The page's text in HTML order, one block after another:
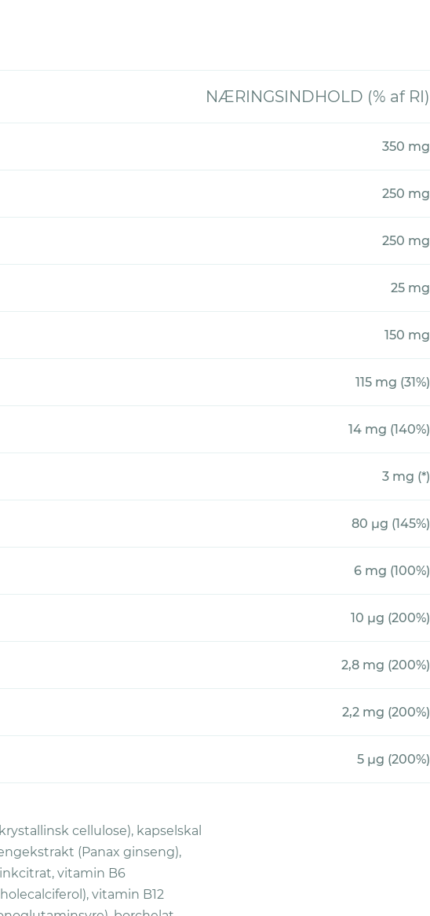
NÆRINGSINDHOLD (% af RI)
350 mg
250 mg
250 mg
25 mg
150 mg
115 mg (31%)
14 mg (140%)
3 mg (*)
80 µg (145%)
6 mg (100%)
10 µg (200%)
2,8 mg (200%)
2,2 mg (200%)
5 µg (200%)
cellulose), kapselskal
(Panax ginseng),
vitamin B6
vitamin B12